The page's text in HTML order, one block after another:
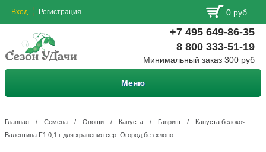
Вход Регистрация 0 руб.
+7 495 649-86-35
8 800 333-51-19
Минимальный заказ 300 руб
Меню
Главная / Семена / Овощи / Капуста / Гавриш /
Капуста белокоч.
Валентина F1 0,1 г для хранения сер. Огород без хлопот